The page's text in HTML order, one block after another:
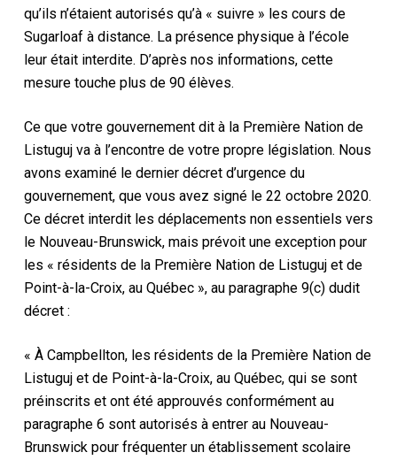
qu’ils n’étaient autorisés qu’à « suivre » les cours de
Sugarloaf à distance. La présence physique à l’école
leur était interdite. D’après nos informations, cette
mesure touche plus de 90 élèves.
Ce que votre gouvernement dit à la Première Nation de
Listuguj va à l’encontre de votre propre législation. Nous
avons examiné le dernier décret d’urgence du
gouvernement, que vous avez signé le 22 octobre 2020.
Ce décret interdit les déplacements non essentiels vers
le Nouveau-Brunswick, mais prévoit une exception pour
les « résidents de la Première Nation de Listuguj et de
Point-à-la-Croix, au Québec », au paragraphe 9(c) dudit
décret :
« À Campbellton, les résidents de la Première Nation de
Listuguj et de Point-à-la-Croix, au Québec, qui se sont
préinscrits et ont été approuvés conformément au
paragraphe 6 sont autorisés à entrer au Nouveau-
Brunswick pour fréquenter un établissement scolaire